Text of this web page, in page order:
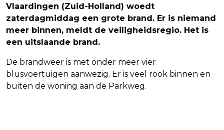
Vlaardingen (Zuid-Holland) woedt
zaterdagmiddag een grote brand. Er is niemand
meer binnen, meldt de veiligheidsregio. Het is
een uitslaande brand.
De brandweer is met onder meer vier
blusvoertuigen aanwezig. Er is veel rook binnen en
buiten de woning aan de Parkweg.